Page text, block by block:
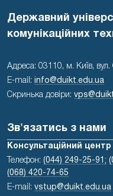
Державний
комунікаційних
Адреса: 03110, м. Київ,
E-mail:
info@duikt.edu.ua
Скринька довіри:
Зв'язатись з нами
Консультаційний
Телефон: (044) 249-25-91;
(068) 420-74-65
E-mail: vstup@duikt.edu.ua